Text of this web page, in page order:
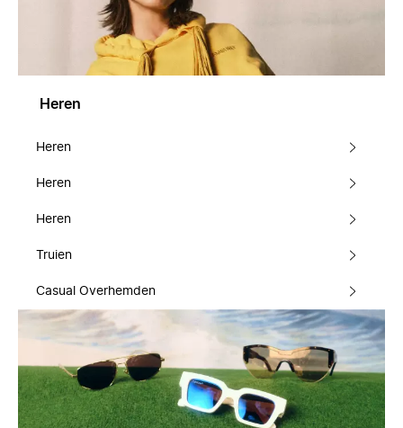
Heren
Heren
Heren
Heren
Truien
Casual Overhemden